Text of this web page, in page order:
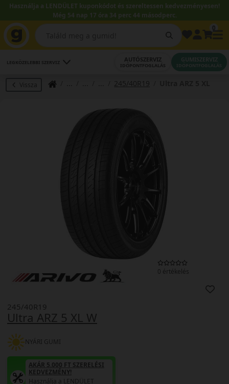
Használja a LENDÜLET kuponkódot és szereltessen kedvezményesen!
Még 54 nap 17 óra 34 perc 43 másodperc.
LEGKÖZELEBBI SZERVIZ AUTÓSZERVIZ
IDŐPONTFOGLALÁS
GUMISZERVIZ
IDŐPONTFOGLALÁS
Vissza 245/40R19
0 értékelés
Ultra ARZ 5 XL W
245/40R19
NYÁRI GUMI
AKÁR 5.000 FT SZERELÉSI
KEDVEZMÉNY!
Használja a LENDÜLET